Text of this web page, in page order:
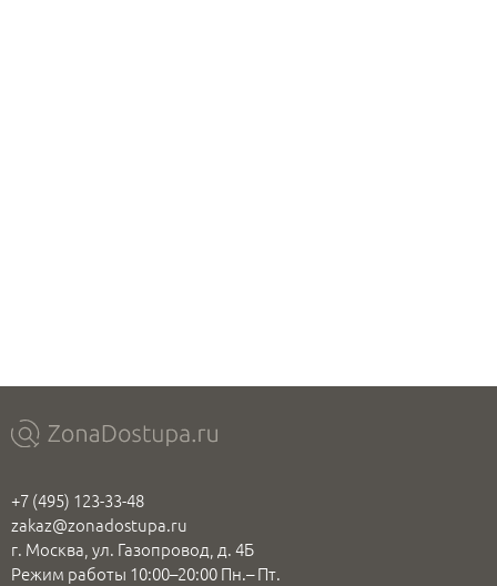
+7 (495) 123-33-48
zakaz@zonadostupa.ru
г. Москва, ул. Газопровод, д. 4Б
Режим работы 10:00–20:00 Пн.– Пт.